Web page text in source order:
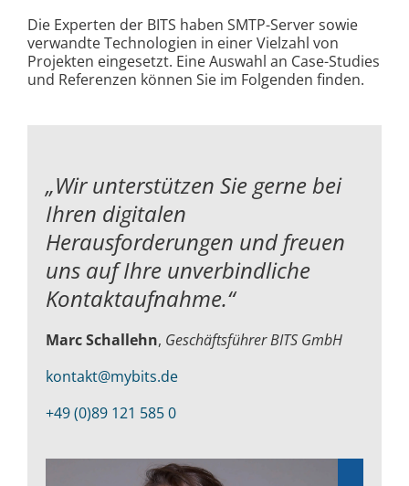
Die Experten der BITS haben SMTP-Server sowie
verwandte Technologien in einer Vielzahl von
Projekten eingesetzt. Eine Auswahl an Case-Studies
und Referenzen können Sie im Folgenden finden.
„Wir unterstützen Sie gerne bei
Ihren digitalen
Herausforderungen undfreuen
uns auf Ihre unverbindliche
Kontaktaufnahme.“
Marc Schallehn, Geschäftsführer BITS GmbH
kontakt@mybits.de
+49 (0)89 121 585 0